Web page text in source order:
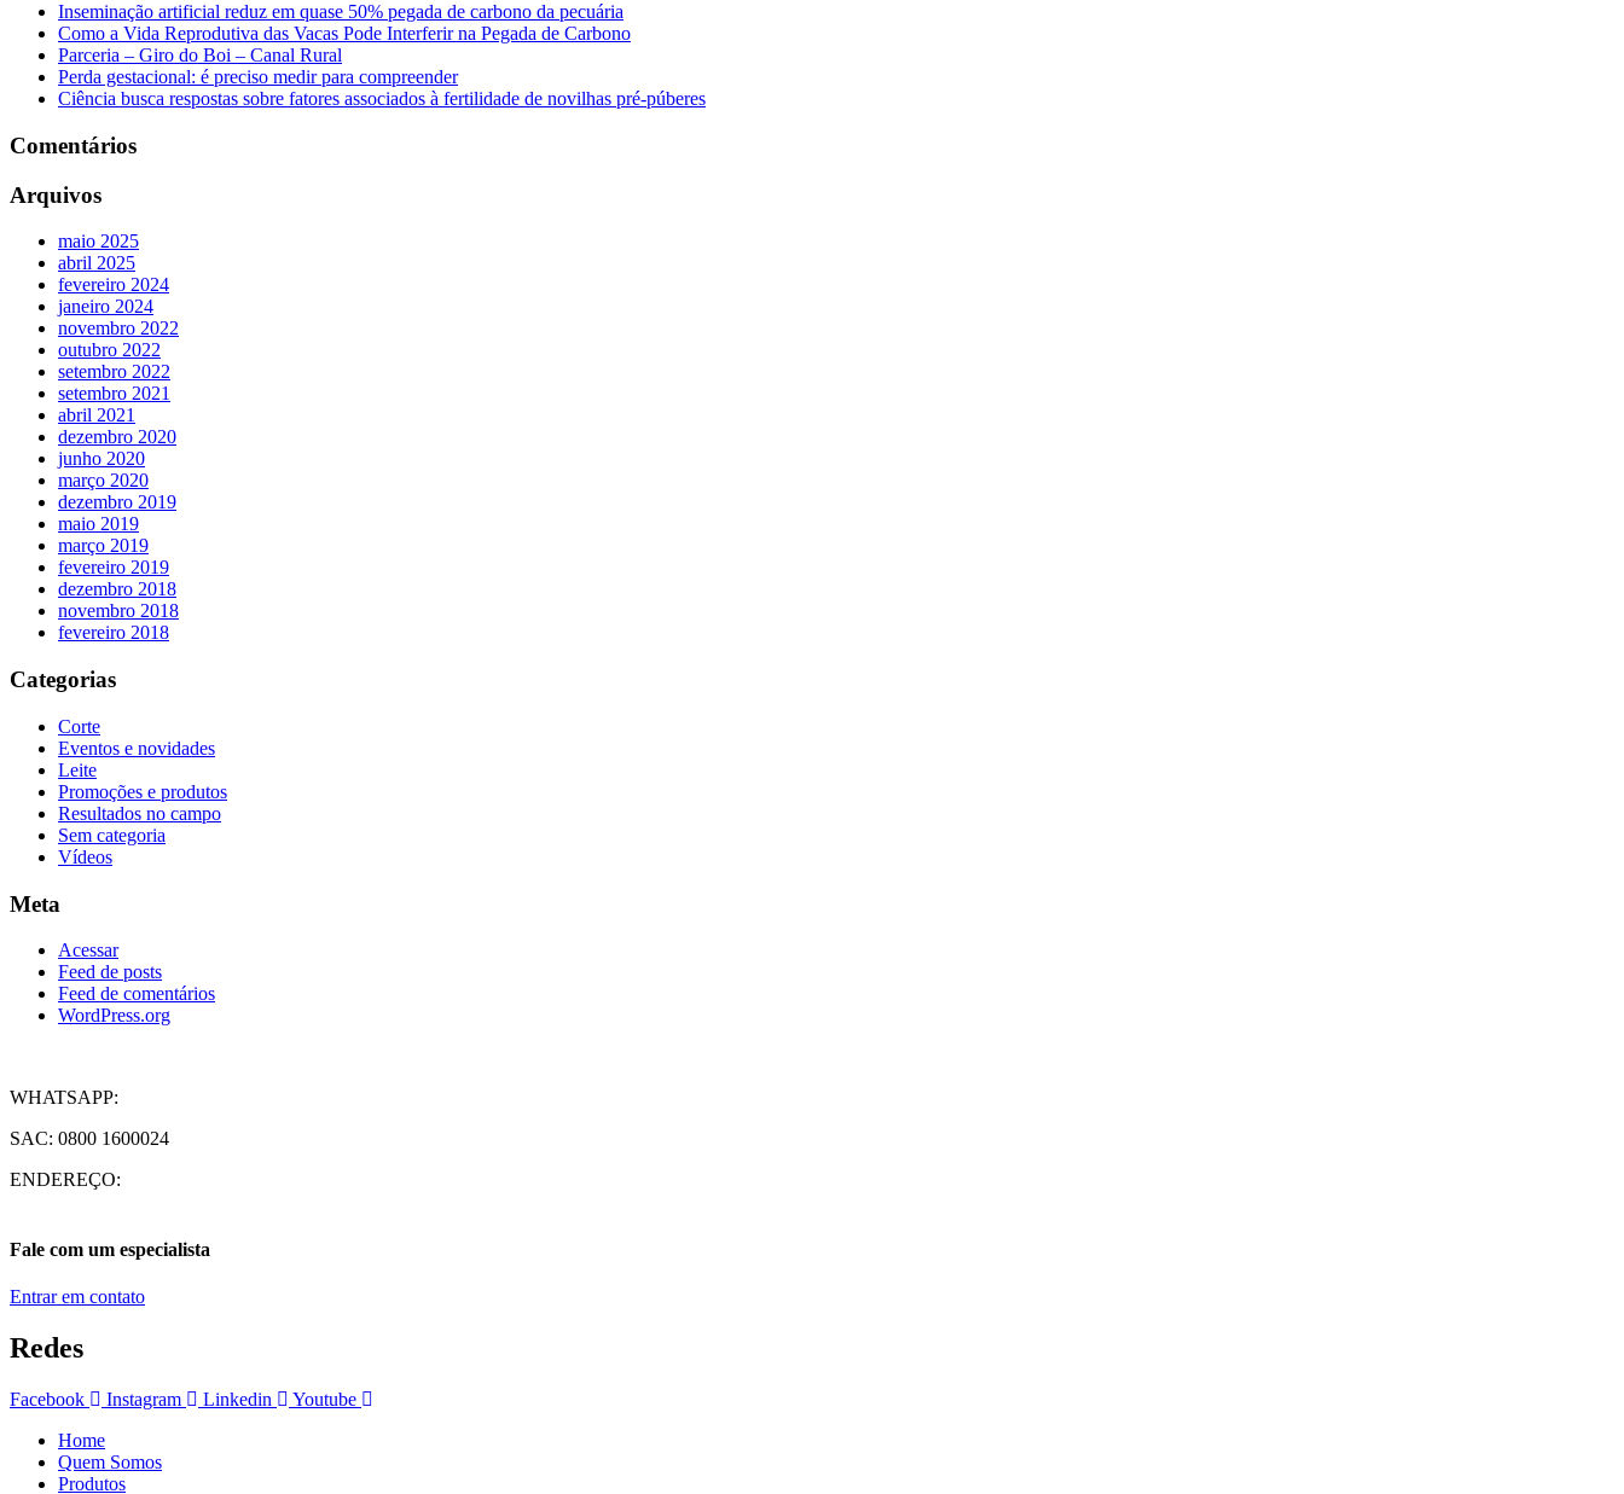
Inseminação artificial reduz em quase 50% pegada de carbono da pecuária
Como a Vida Reprodutiva das Vacas Pode Interferir na Pegada de Carbono
Parceria – Giro do Boi – Canal Rural
Perda gestacional: é preciso medir para compreender
Ciência busca respostas sobre fatores associados à fertilidade de novilhas pré-púberes
Comentários
Arquivos
maio 2025
abril 2025
fevereiro 2024
janeiro 2024
novembro 2022
outubro 2022
setembro 2022
setembro 2021
abril 2021
dezembro 2020
junho 2020
março 2020
dezembro 2019
maio 2019
março 2019
fevereiro 2019
dezembro 2018
novembro 2018
fevereiro 2018
Categorias
Corte
Eventos e novidades
Leite
Promoções e produtos
Resultados no campo
Sem categoria
Vídeos
Meta
Acessar
Feed de posts
Feed de comentários
WordPress.org
WHATSAPP:
SAC: 0800 1600024
ENDEREÇO:
Fale com um especialista
Entrar em contato
Redes
Facebook Instagram Linkedin
Youtube
Home
Quem Somos
Produtos